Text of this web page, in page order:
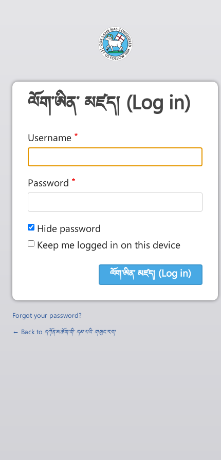
ལོག་ཨིན་ མཛད། (Log in)
Username
Password
Hide password
Keep me logged in on this device
Forgot your password?
← Back to དཀོན་མཆོག་གི་ དམ་པའི་ གསུང་རབ།